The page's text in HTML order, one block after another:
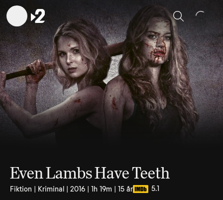
Sök
Even Lambs Have Teeth
Fiktion | Kriminal | 2016 | 1h 19m | 15 år 5.1